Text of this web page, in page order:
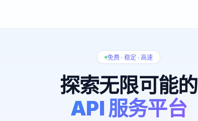
免费 · 稳定 · 高速
探索无限可能的
API 服务平台